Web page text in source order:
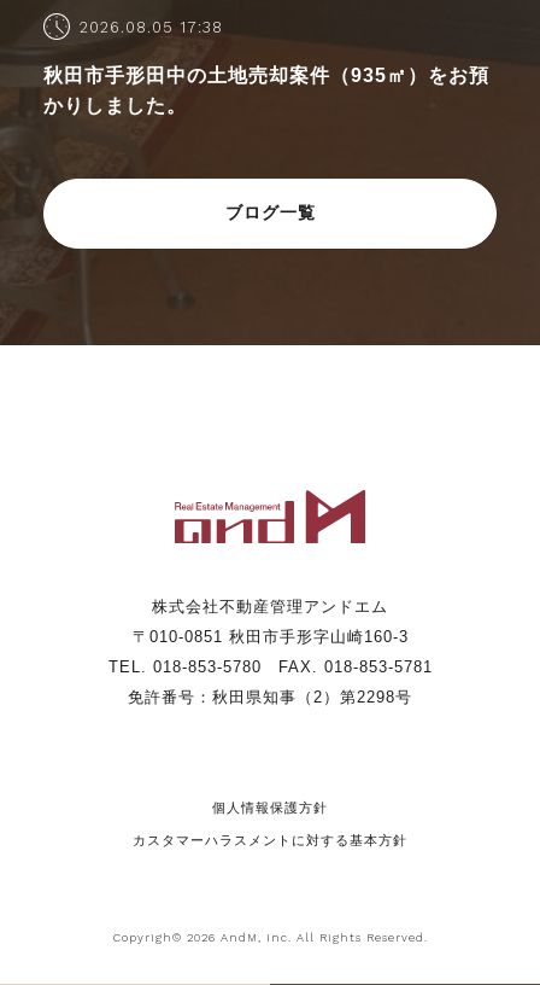
2026.08.05 17:38
秋田市手形田中の土地売却案件（935㎡）をお預
かりしました。
ブログ一覧
株式会社不動産管理アンドエム
〒010-0851 秋田市手形字山崎160-3
TEL. 018-853-5780 FAX. 018-853-5781
免許番号：秋田県知事（2）第2298号
個人情報保護方針
カスタマーハラスメントに対する基本方針
Copyrigh© 2026 AndM, Inc. All Rights Reserved.